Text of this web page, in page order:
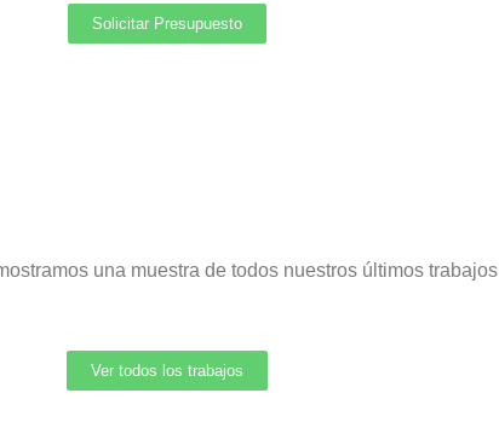
Solicitar Presupuesto
una muestra de todos nuestros últimos trabajos
Ver todos los trabajos